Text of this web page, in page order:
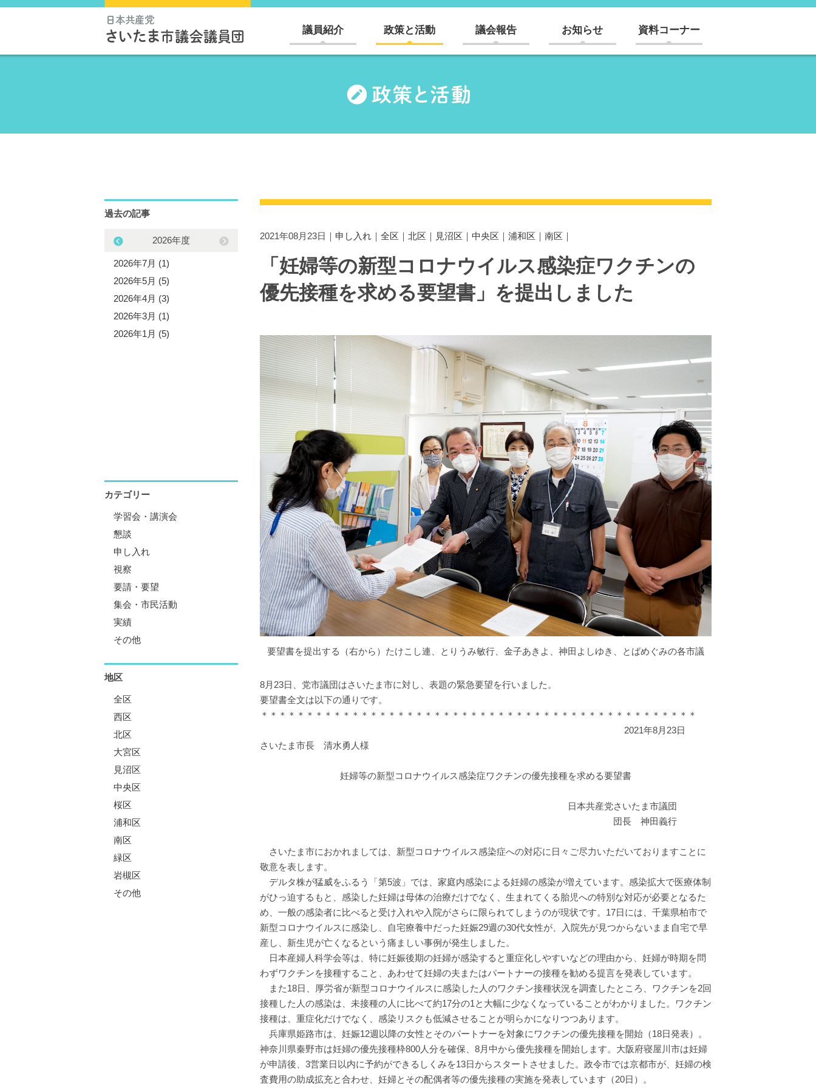
議員紹介 政策と活動 議会報告 お知らせ 資料コーナー
2021年08月23日｜ 申し入れ ｜ 全区 ｜ 北区 ｜ 見沼区 ｜ 中央区 ｜ 浦和区 ｜ 南区 ｜
「妊婦等の新型コロナウイルス感染症ワクチンの
優先接種を求める要望書」を提出しました
要望書を提出する（右から）たけこし連、とりうみ敏行、金子あきよ、神田よしゆき、とばめぐみの各市議
8月23日、党市議団はさいたま市に対し、表題の緊急要望を行いました。
要望書全文は以下の通りです。
＊＊＊＊＊＊＊＊＊＊＊＊＊＊＊＊＊＊＊＊＊＊＊＊＊＊＊＊＊＊＊＊＊＊＊＊＊＊＊＊＊＊＊＊＊＊＊＊
2021年8月23日
さいたま市長 清水勇人様
妊婦等の新型コロナウイルス感染症ワクチンの優先接種を求める要望書
日本共産党さいたま市議団
団長 神田義行
さいたま市におかれましては、新型コロナウイルス感染症への対応に日々ご尽力いただいておりますことに
敬意を表します。
デルタ株が猛威をふるう「第5波」では、家庭内感染による妊婦の感染が増えています。感染拡大で医療体制
がひっ迫するもと、感染した妊婦は母体の治療だけでなく、生まれてくる胎児への特別な対応が必要となるた
め、一般の感染者に比べると受け入れや入院がさらに限られてしまうのが現状です。17日には、千葉県柏市で
新型コロナウイルスに感染し、自宅療養中だった妊娠29週の30代女性が、入院先が見つからないまま自宅で早
産し、新生児が亡くなるという痛ましい事例が発生しました。
日本産婦人科学会等は、特に妊娠後期の妊婦が感染すると重症化しやすいなどの理由から、妊婦が時期を問
わずワクチンを接種すること、あわせて妊婦の夫またはパートナーの接種を勧める提言を発表しています。
また18日、厚労省が新型コロナウイルスに感染した人のワクチン接種状況を調査したところ、ワクチンを2回
接種した人の感染は、未接種の人に比べて約17分の1と大幅に少なくなっていることがわかりました。ワクチン
接種は、重症化だけでなく、感染リスクも低減させることが明らかになりつつあります。
兵庫県姫路市は、妊娠12週以降の女性とそのパートナーを対象にワクチンの優先接種を開始（18日発表）。
神奈川県秦野市は妊婦の優先接種枠800人分を確保、8月中から優先接種を開始します。大阪府寝屋川市は妊婦
が申請後、3営業日以内に予約ができるしくみを13日からスタートさせました。政令市では京都市が、妊婦の検
査費用の助成拡充と合わせ、妊婦とその配偶者等の優先接種の実施を発表しています（20日）。
過去の記事
2026年度
2026年7月 (1)
2026年5月 (5)
2026年4月 (3)
2026年3月 (1)
2026年1月 (5)
カテゴリー
学習会・講演会
懇談
申し入れ
視察
要請・要望
集会・市民活動
実績
その他
地区
全区
西区
北区
大宮区
見沼区
中央区
桜区
浦和区
南区
緑区
岩槻区
その他